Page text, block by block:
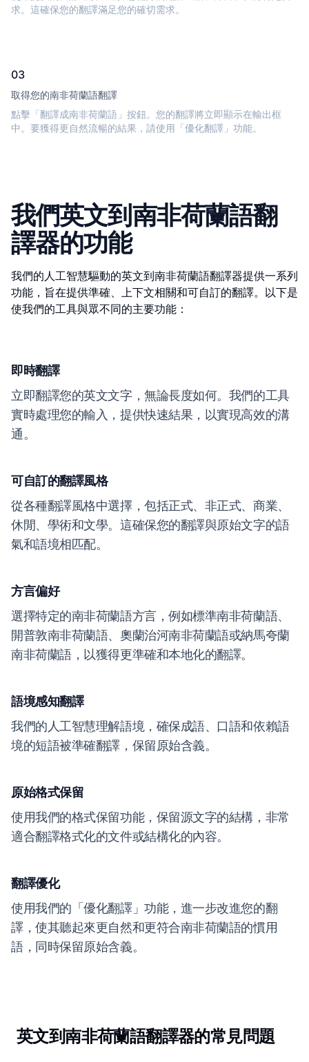
求。這確保您的翻譯滿足您的確切需求。
03
取得您的南非荷蘭語翻譯
點擊「翻譯成南非荷蘭語」按鈕。您的翻譯將立即顯示在輸出框
中。要獲得更自然流暢的結果，請使用「優化翻譯」功能。
我們英文到南非荷蘭語翻
譯器的功能
我們的人工智慧驅動的英文到南非荷蘭語翻譯器提供一系列
功能，旨在提供準確、上下文相關和可自訂的翻譯。以下是
使我們的工具與眾不同的主要功能：
即時翻譯
立即翻譯您的英文文字，無論長度如何。我們的工具
實時處理您的輸入，提供快速結果，以實現高效的溝
通。
可自訂的翻譯風格
從各種翻譯風格中選擇，包括正式、非正式、商業、
休閒、學術和文學。這確保您的翻譯與原始文字的語
氣和語境相匹配。
方言偏好
選擇特定的南非荷蘭語方言，例如標準南非荷蘭語、
開普敦南非荷蘭語、奧蘭治河南非荷蘭語或納馬夸蘭
南非荷蘭語，以獲得更準確和本地化的翻譯。
語境感知翻譯
我們的人工智慧理解語境，確保成語、口語和依賴語
境的短語被準確翻譯，保留原始含義。
原始格式保留
使用我們的格式保留功能，保留源文字的結構，非常
適合翻譯格式化的文件或結構化的內容。
翻譯優化
使用我們的「優化翻譯」功能，進一步改進您的翻
譯，使其聽起來更自然和更符合南非荷蘭語的慣用
語，同時保留原始含義。
英文到南非荷蘭語翻譯器的常見問題